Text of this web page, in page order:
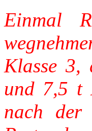
Einmal
Klasse 3,
und 7,5 t
nach der